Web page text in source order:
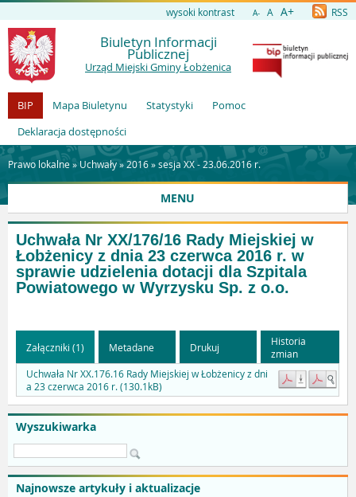
wysoki kontrast A- A A+ RSS
Biuletyn Informacji
Publicznej
Urząd Miejski Gminy Łobżenica
BIP Mapa Biuletynu Statystyki
Pomoc
Deklaracja dostępności
Prawo lokalne » Uchwały»2016»sesja XX - 23.06.2016 r.
MENU
Wyszukiwarka
Najnowsze artykuły i aktualizacje
Uchwała Nr XX/176/16 Rady Miejskiej w
Łobżenicy z dnia 23 czerwca 2016 r. w
sprawie udzielenia dotacji dla Szpitala
Powiatowego w Wyrzysku Sp. z o.o.
Załączniki (1) Metadane Drukuj
Historia
zmian
Uchwała Nr XX.176.16 Rady Miejskiej w Łobżenicy z dni
a 23 czerwca 2016 r. (130.1kB)